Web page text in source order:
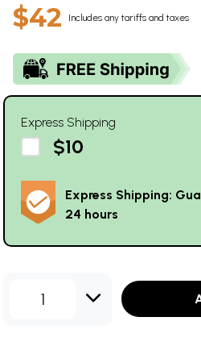
$42 Includes any tariffs and taxes
Express Shipping
$10
Express Shipping:
24 hours
1